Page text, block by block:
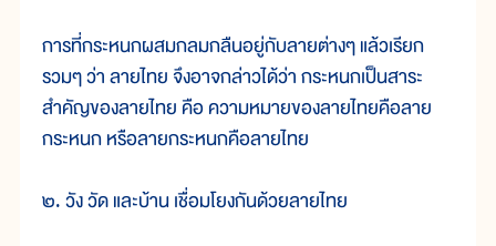
การที่กระหนกผสมกลมกลืนอยู่กับลายต่างๆ แล้วเรียก
รวมๆ ว่า ลายไทย จึงอาจกล่าวได้ว่า กระหนกเป็นสาระ
สำคัญของลายไทย คือ ความหมายของลายไทยคือลาย
กระหนก หรือลายกระหนกคือลายไทย
๒. วัง วัด และบ้าน เชื่อมโยงกันด้วยลายไทย